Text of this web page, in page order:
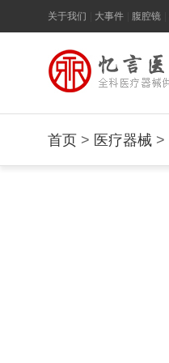
关于我们 大事件 腹腔镜
首页 > 医疗器械 >